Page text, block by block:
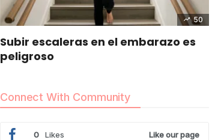
50
Subir escaleras en el embarazo es
peligroso
Connect With Community
0 Likes Like our page